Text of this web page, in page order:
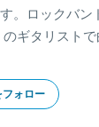
。ロックバン
のギタリスト
ォロー